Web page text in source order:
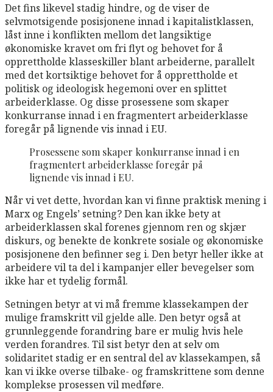
Det fins likevel stadig hindre, og de viser de
selvmotsigende posisjonene innad i kapitalistklassen,
låst inne i konflikten mellom det langsiktige
økonomiske kravet om fri flyt og behovet for å
opprettholde klasseskiller blant arbeiderne, parallelt
med det kortsiktige behovet for å opprettholde et
politisk og ideologisk hegemoni over en splittet
arbeiderklasse. Og disse prosessene som skaper
konkurranse innad i en fragmentert arbeiderklasse
foregår på lignende vis innad i EU.
Prosessene som skaper konkurranse innad i en
fragmentert arbeiderklasse foregår på
lignende vis innad i EU.
Når vi vet dette, hvordan kan vi finne praktisk mening i
Marx og Engels’ setning? Den kan ikke bety at
arbeiderklassen skal forenes gjennom ren og skjær
diskurs, og benekte de konkrete sosiale og økonomiske
posisjonene den befinner seg i. Den betyr heller ikke at
arbeidere vil ta del i kampanjer eller bevegelser som
ikke har et tydelig formål.
Setningen betyr at vi må fremme klassekampen der
mulige framskritt vil gjelde alle. Den betyr også at
grunnleggende forandring bare er mulig hvis hele
verden forandres. Til sist betyr den at selv om
solidaritet stadig er en sentral del av klassekampen, så
kan vi ikke overse tilbake- og framskrittene som denne
komplekse prosessen vil medføre.